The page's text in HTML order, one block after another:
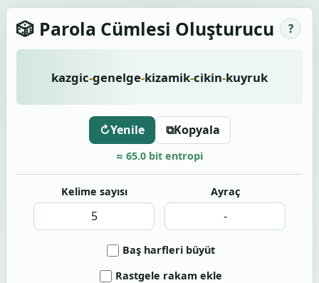
🎲 Parola Cümlesi Oluşturucu ?
kazgic-genelge-kizamik-cikin-kuyruk
↻Yenile ⧉Kopyala
≈ 65.0 bit entropi
Kelime sayısı Ayraç
Baş harfleri büyüt
Rastgele rakam ekle